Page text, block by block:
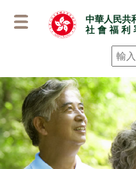
容
中華人民共
社 會 福 利
搜尋